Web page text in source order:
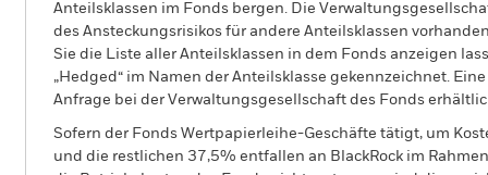
Anteilsklassen im Fonds bergen. Die
des Ansteckungsrisikos für andere Anteilsklassen
Sie die Liste aller Anteilsklassen in dem Fonds anzeigen
„Hedged“ im Namen der Anteilsklasse gekennzeichnet.
Anfrage bei der Verwaltungsgesellschaft des Fonds
Sofern der Fonds Wertpapierleihe-Geschäfte tätigt, um
und die restlichen 37,5% entfallen an BlackRock im